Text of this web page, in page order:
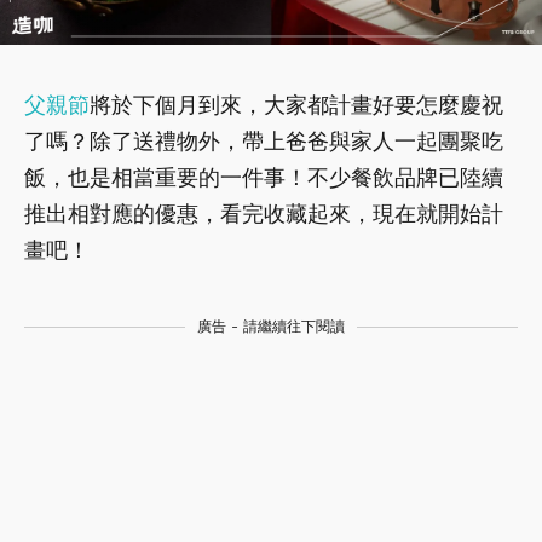
父親節將於下個月到來，大家都計畫好要怎麼慶祝
了嗎？除了送禮物外，帶上爸爸與家人一起團聚吃
飯，也是相當重要的一件事！不少餐飲品牌已陸續
推出相對應的優惠，看完收藏起來，現在就開始計
畫吧！
廣告 - 請繼續往下閱讀